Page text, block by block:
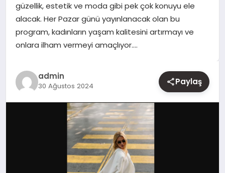
EĞITIM
güzellik, estetik ve moda gibi pek çok konuyu ele
alacak. Her Pazar günü yayınlanacak olan bu
program, kadınların yaşam kalitesini artırmayı ve
onlara ilham vermeyi amaçlıyor….
admin
30 Ağustos 2024 Paylaş